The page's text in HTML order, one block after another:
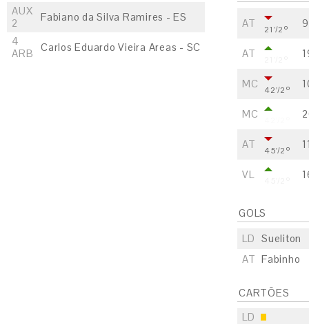
AUX
2
Fabiano da Silva Ramires - ES
4
ARB
Carlos Eduardo Vieira Areas - SC
AT 21'/2º 9
AT
MC 42'/2º
MC
AT 45'/2º
VL
GOLS
LD Sueliton
AT Fabinho
CARTÕES
LD